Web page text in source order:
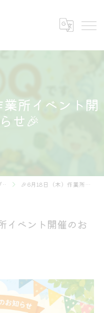
所イベント開
せ🎉
🎉6月18日（木）作業所イベント開催のお知らせ🎉
イベント開催のお